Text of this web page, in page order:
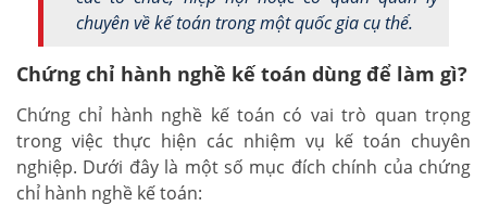
chuyên về kế toán trong một quốc gia cụ thể.
Chứng chỉ hành nghề kế toán dùng để làm gì?
Chứng chỉ hành nghề kế toán có vai trò quan trọng
trong việc thực hiện các nhiệm vụ kế toán chuyên
nghiệp. Dưới đây là một số mục đích chính của chứng
chỉ hành nghề kế toán: